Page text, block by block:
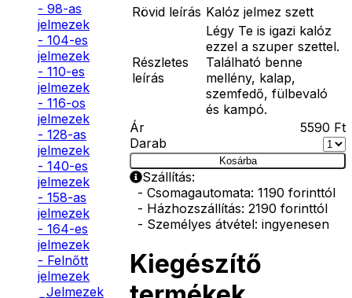
- 98-as
jelmezek
- 104-es
jelmezek
- 110-es
jelmezek
- 116-os
jelmezek
- 128-as
jelmezek
- 140-es
jelmezek
- 158-as
jelmezek
- 164-es
jelmezek
- Felnőtt
jelmezek
Jelmezek
Rövid leírás Kalóz jelmez szett
Részletes
leírás
Légy Te is igazi kalóz
ezzel a szuper szettel.
Található benne
mellény, kalap,
szemfedő, fülbevaló
és kampó.
Ár
5590 Ft
Darab
Kosárba
Szállítás:
- Csomagautomata: 1190 forinttól
- Házhozszállítás: 2190 forinttól
- Személyes átvétel: ingyenesen
Kiegészítő